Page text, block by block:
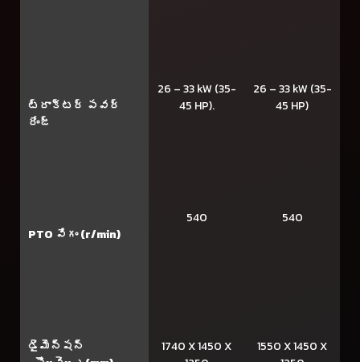
ట్రాక్టర్ పవర్
రేంజ్
PTO వేగం (r/min)
డైమెన్షన్
26 – 33 kW (35-
45 HP).
540
1740 X 1450 X
26 – 33 kW (35-
45 HP)
540
1550 X 1450 X